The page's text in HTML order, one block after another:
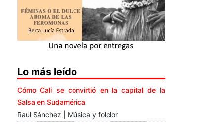
Lo más leído
Cómo Cali se convirtió en la capital de la
Salsa en Sudamérica
Raúl Sánchez | Música y folclor